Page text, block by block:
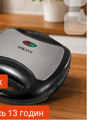
13 годин